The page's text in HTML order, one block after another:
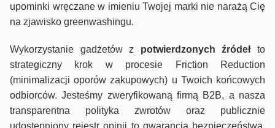
upominki wręczane w imieniu Twojej marki nie narażą Cię
na zjawisko greenwashingu.
Wykorzystanie gadżetów z potwierdzonych źródełto
strategiczny krok w procesie Friction Reduction
(minimalizacji oporów zakupowych) u Twoich końcowych
odbiorców. Jesteśmy zweryfikowaną firmą B2B, a nasza
transparentna polityka zwrotów oraz publicznie
udostępniony rejestr opinii to gwarancja bezpieczeństwa.